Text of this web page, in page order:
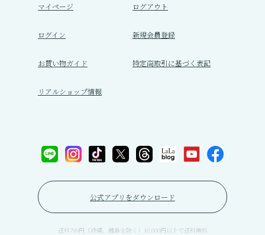
マイページ ログアウト
ログイン 新規会員登録
お買い物ガイド 特定商取引に基づく表記
リアルショップ情報
公式アプリをダウンロード
送料799円（沖縄、離島を除く）10,000円以上で送料無料